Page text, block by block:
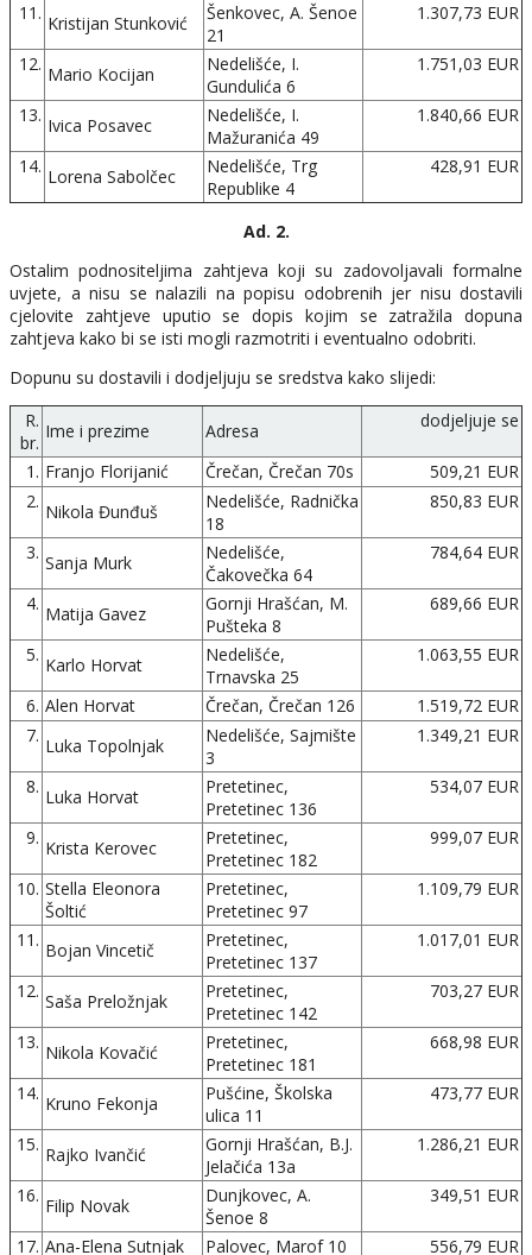
11. Kristijan Stunković
Šenkovec, A. Šenoe
21
1.307,73 EUR
12. Mario Kocijan
Nedelišće, I.
Gundulića 6
1.751,03 EUR
13. Ivica Posavec
Nedelišće, I.
Mažuranića 49
1.840,66 EUR
14. Lorena Sabolčec
Nedelišće, Trg
Republike 4
428,91 EUR
Ad. 2.
Ostalim podnositeljima zahtjeva koji su zadovoljavali formalne
uvjete, a nisu se nalazili na popisu odobrenih jer nisu dostavili
cjelovite zahtjeve uputio se dopis kojim se zatražila dopuna
zahtjeva kako bi se isti mogli razmotriti i eventualno odobriti.
Dopunu su dostavili i dodjeljuju se sredstva kako slijedi:
R.
br.
Ime i prezime Adresa dodjeljuje se
1. Franjo Florijanić Črečan, Črečan 70s
509,21 EUR
2. Nikola Đunđuš
Nedelišće, Radnička
18
850,83 EUR
3. Sanja Murk
Nedelišće,
Čakovečka 64
784,64 EUR
4. Matija Gavez
Gornji Hrašćan, M.
Pušteka 8
689,66 EUR
5. Karlo Horvat
Nedelišće,
Trnavska 25
1.063,55 EUR
6. Alen Horvat Črečan, Črečan 126
1.519,72 EUR
7. Luka Topolnjak
Nedelišće, Sajmište
3
1.349,21 EUR
8. Luka Horvat
Pretetinec,
Pretetinec 136
534,07 EUR
9. Krista Kerovec
Pretetinec,
Pretetinec 182
999,07 EUR
10. Stella Eleonora
Šoltić
Pretetinec,
Pretetinec 97
1.109,79 EUR
11. Bojan Vincetič
Pretetinec,
Pretetinec 137
1.017,01 EUR
12. Saša Preložnjak
Pretetinec,
Pretetinec 142
703,27 EUR
13. Nikola Kovačić
Pretetinec,
Pretetinec 181
668,98 EUR
14. Kruno Fekonja
Pušćine, Školska
ulica 11
473,77 EUR
15. Rajko Ivančić
Gornji Hrašćan, B.J.
Jelačića 13a
1.286,21 EUR
16. Filip Novak
Dunjkovec, A.
Šenoe 8
349,51 EUR
17. Ana-Elena Sutnjak Palovec, Marof 10 556,79 EUR